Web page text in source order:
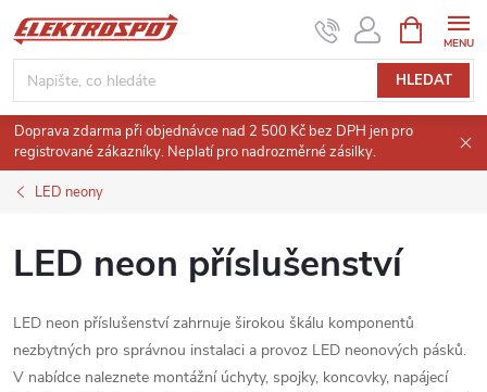
Přejít
na
obsah
HLEDAT
NÁKUPNÍ
KOŠÍK
Doprava zdarma při objednávce nad 2 500 Kč bez DPH jen pro
registrované zákazníky. Neplatí pro nadrozměrné zásilky.
LED neony
LED neon příslušenství
LED neon příslušenství zahrnuje širokou škálu komponentů
nezbytných pro správnou instalaci a provoz LED neonových pásků.
V nabídce naleznete montážní úchyty, spojky, koncovky, napájecí